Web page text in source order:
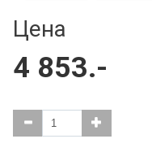
Цена
4 853.-